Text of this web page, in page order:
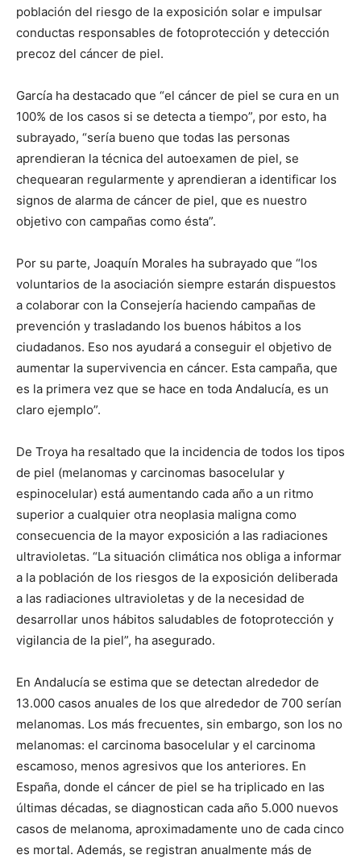
población del riesgo de la exposición solar e impulsar
conductas responsables de fotoprotección y detección
precoz del cáncer de piel.
García ha destacado que “el cáncer de piel se cura en un
100% de los casos si se detecta a tiempo”, por esto, ha
subrayado, “sería bueno que todas las personas
aprendieran la técnica del autoexamen de piel, se
chequearan regularmente y aprendieran a identificar los
signos de alarma de cáncer de piel, que es nuestro
objetivo con campañas como ésta”.
Por su parte, Joaquín Morales ha subrayado que “los
voluntarios de la asociación siempre estarán dispuestos
a colaborar con la Consejería haciendo campañas de
prevención y trasladando los buenos hábitos a los
ciudadanos. Eso nos ayudará a conseguir el objetivo de
aumentar la supervivencia en cáncer. Esta campaña, que
es la primera vez que se hace en toda Andalucía, es un
claro ejemplo”.
De Troya ha resaltado que la incidencia de todos los tipos
de piel (melanomas y carcinomas basocelular y
espinocelular) está aumentando cada año a un ritmo
superior a cualquier otra neoplasia maligna como
consecuencia de la mayor exposición a las radiaciones
ultravioletas. “La situación climática nos obliga a informar
a la población de los riesgos de la exposición deliberada
a las radiaciones ultravioletas y de la necesidad de
desarrollar unos hábitos saludables de fotoprotección y
vigilancia de la piel”, ha asegurado.
En Andalucía se estima que se detectan alrededor de
13.000 casos anuales de los que alrededor de 700 serían
melanomas. Los más frecuentes, sin embargo, son los no
melanomas: el carcinoma basocelular y el carcinoma
escamoso, menos agresivos que los anteriores. En
España, donde el cáncer de piel se ha triplicado en las
últimas décadas, se diagnostican cada año 5.000 nuevos
casos de melanoma, aproximadamente uno de cada cinco
es mortal. Además, se registran anualmente más de